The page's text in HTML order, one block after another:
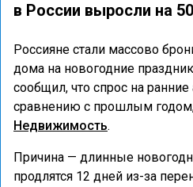
в России выросли на
Россияне стали массово
дома на новогодние
сообщил, что спрос на
сравнению с прошлым
Недвижимость.
Причина — длинные
продлятся 12 дней из-за